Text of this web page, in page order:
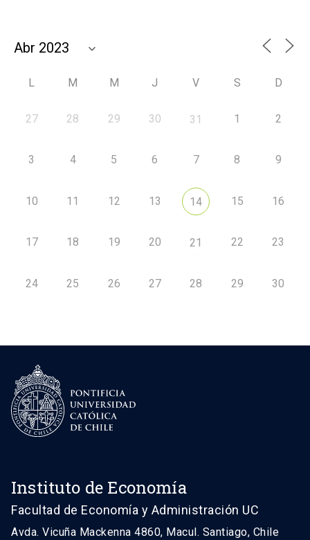
L M M J V S D
27 28 29 30 31 1 2
3 4 5 6 7 8 9
10 11 12 13 14 15 16
17 18 19 20 21 22 23
24 25 26 27 28 29 30
Instituto de Economía
Facultad de Economía y Administración UC
Avda. Vicuña Mackenna 4860, Macul. Santiago, Chile